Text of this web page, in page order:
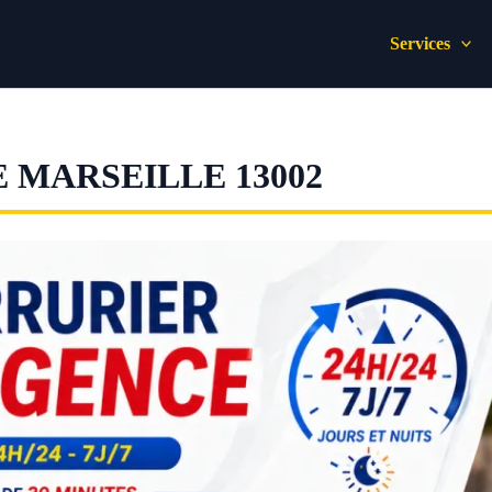
Services
MARSEILLE 13002